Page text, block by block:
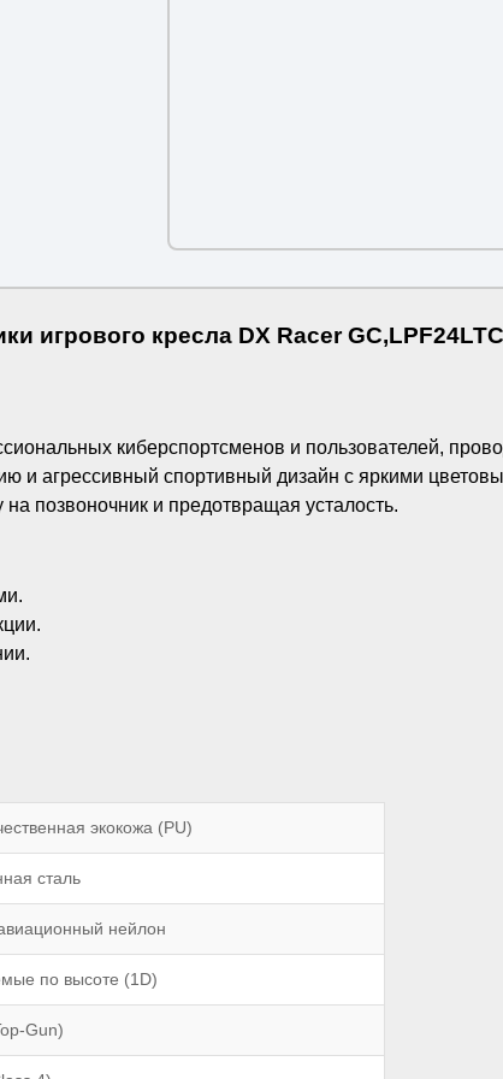
игрового кресла DX Racer
киберспортсменов и пользователей,
и агрессивный спортивный дизайн с яркими
позвоночник и предотвращая усталость.
экокожа (PU)
сталь
нейлон
по высоте (1D)
Gun)